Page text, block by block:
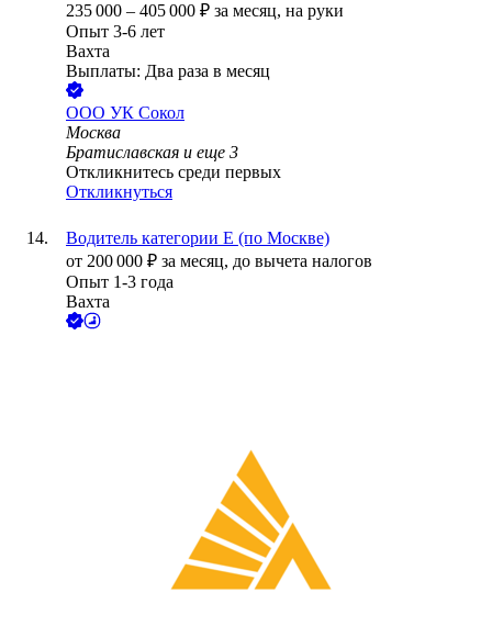
235 000 – 405 000 ₽ за месяц, на руки
Опыт 3-6 лет
Вахта
Выплаты: Два раза в месяц
ООО УК Сокол
Москва
Братиславская и еще 3
Откликнитесь среди первых
Откликнуться
Водитель категории E (по Москве)
от 200 000 ₽ за месяц, до вычета налогов
Опыт 1-3 года
Вахта